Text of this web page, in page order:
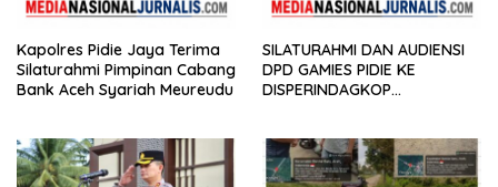
Kapolres Pidie Jaya Terima
Silaturahmi Pimpinan Cabang
Bank Aceh Syariah Meureudu
SILATURAHMI DAN AUDIENSI
DPD GAMIES PIDIE KE
DISPERINDAGKOP